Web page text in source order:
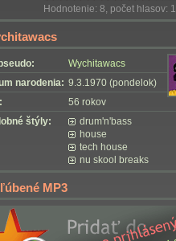
Hodnotenie: 8, počet hlasov: 1
Wychitawacs
narodenia: 9.3.1970 (pondelok)
56 rokov
štýly:
drum'n'bass
house
tech house
nu skool breaks
MP3